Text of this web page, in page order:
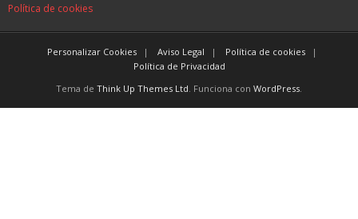
Política de cookies
Personalizar Cookies Aviso Legal
Política de cookies
Política de Privacidad
Tema de Think Up Themes Ltd . Funciona con WordPress